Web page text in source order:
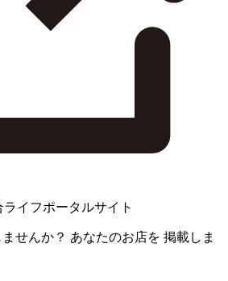
ライフポータルサイト
せんか？ あなたのお店を 掲載しま